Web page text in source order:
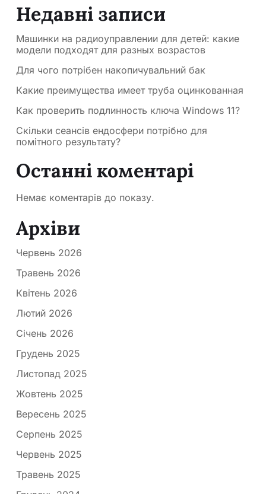
Недавні записи
Машинки на радиоуправлении для детей: какие
модели подходят для разных возрастов
Для чого потрібен накопичувальний бак
Какие преимущества имеет труба оцинкованная
Как проверить подлинность ключа Windows 11?
Скільки сеансів ендосфери потрібно для
помітного результату?
Останні коментарі
Немає коментарів до показу.
Архіви
Червень 2026
Травень 2026
Квітень 2026
Лютий 2026
Січень 2026
Грудень 2025
Листопад 2025
Жовтень 2025
Вересень 2025
Серпень 2025
Червень 2025
Травень 2025